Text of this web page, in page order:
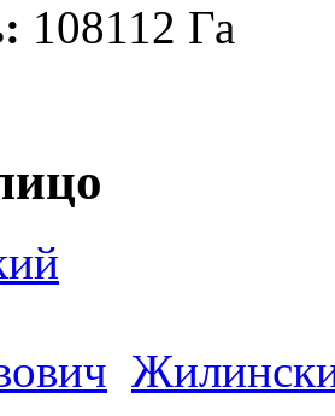
108112 Га